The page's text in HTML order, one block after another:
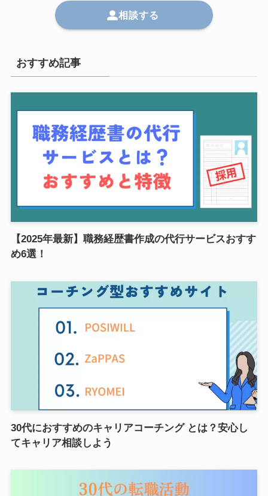
相談する
おすすめ記事
【2025年最新】職務経歴書作成の代行サービスおすす
め6選！
30代におすすめのキャリアコーチング とは？安心し
てキャリア相談しよう